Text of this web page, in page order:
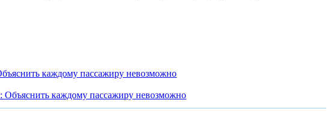
каждому пассажиру невозможно